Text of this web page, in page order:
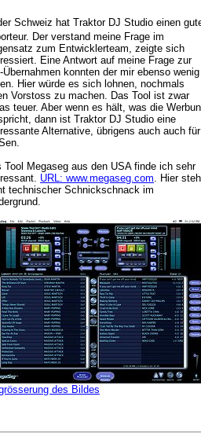
Schweiz hat Traktor DJ Studio einen
Der verstand meine Frage im
zum Entwicklerteam, zeigte sich
Eine Antwort auf meine Frage zur
Übernahmen konnten der mir ebenso wenig
Hier würde es sich lohnen, nochmals
Vorstoss zu machen. Das Tool ist zwar
teuer. Aber wenn es hält, was die
dann ist Traktor DJ Studio eine
Alternative, übrigens auch auch für
Tool Megaseg aus den USA finde ich sehr
URL: www.megaseg.com . Hier
technischer Schnickschnack im
des Bildes